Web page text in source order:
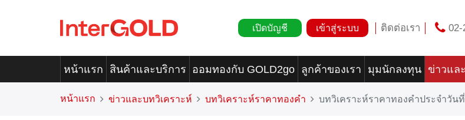
เปิดบัญชี เข้าสู่ระบบ ติดต่อเรา 02-
หน้าแรก สินค้าและบริการ ออมทองกับ GOLD2go ลูกค้าของเรา มุมนักลงทุน ข่าวแล
หน้าแรก ข่าวและบทวิเคราะห์ บทวิเคราะห์ราคาทองคำ บทวิเคราะห์ราคาทองคำประจำวัน